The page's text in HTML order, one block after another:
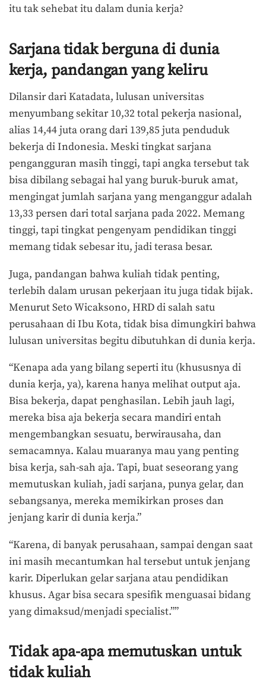
itu tak sehebat itu dalam dunia kerja?
Sarjana tidak berguna di dunia
kerja, pandangan yang keliru
Dilansir dari Katadata, lulusan universitas
menyumbang sekitar 10,32 total pekerja nasional,
alias 14,44 juta orang dari 139,85 juta penduduk
bekerja di Indonesia. Meski tingkat sarjana
pengangguran masih tinggi, tapi angka tersebut tak
bisa dibilang sebagai hal yang buruk-buruk amat,
mengingat jumlah sarjana yang menganggur adalah
13,33 persen dari total sarjana pada 2022. Memang
tinggi, tapi tingkat pengenyam pendidikan tinggi
memang tidak sebesar itu, jadi terasa besar.
Juga, pandangan bahwa kuliah tidak penting,
terlebih dalam urusan pekerjaan itu juga tidak bijak.
Menurut Seto Wicaksono, HRD di salah satu
perusahaan di Ibu Kota, tidak bisa dimungkiri bahwa
lulusan universitas begitu dibutuhkan di dunia kerja.
“Kenapa ada yang bilang seperti itu (khususnya di
dunia kerja, ya), karena hanya melihat output aja.
Bisa bekerja, dapat penghasilan. Lebih jauh lagi,
mereka bisa aja bekerja secara mandiri entah
mengembangkan sesuatu, berwirausaha, dan
semacamnya. Kalau muaranya mau yang penting
bisa kerja, sah-sah aja. Tapi, buat seseorang yang
memutuskan kuliah, jadi sarjana, punya gelar, dan
sebangsanya, mereka memikirkan proses dan
jenjang karir di dunia kerja.”
“Karena, di banyak perusahaan, sampai dengan saat
ini masih mecantumkan hal tersebut untuk jenjang
karir. Diperlukan gelar sarjana atau pendidikan
khusus. Agar bisa secara spesifik menguasai bidang
yang dimaksud/menjadi specialist.””
Tidak apa-apa memutuskan untuk
tidak kuliah